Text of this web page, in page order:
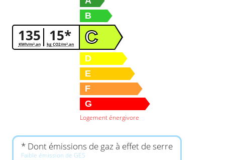
135
KWh/m².an 15*
kg CO2/m².an
B
C
D
E
F
G
Logement énergivore
* Dont émissions de gaz à effet de serre
Faible émission de GES